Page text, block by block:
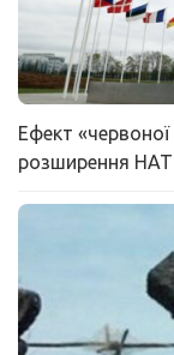
Ефект
розширення